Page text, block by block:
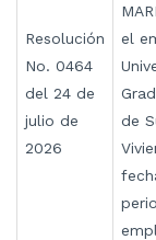
Resolución
No. 0464
del 24 de
julio de
2026
el
de